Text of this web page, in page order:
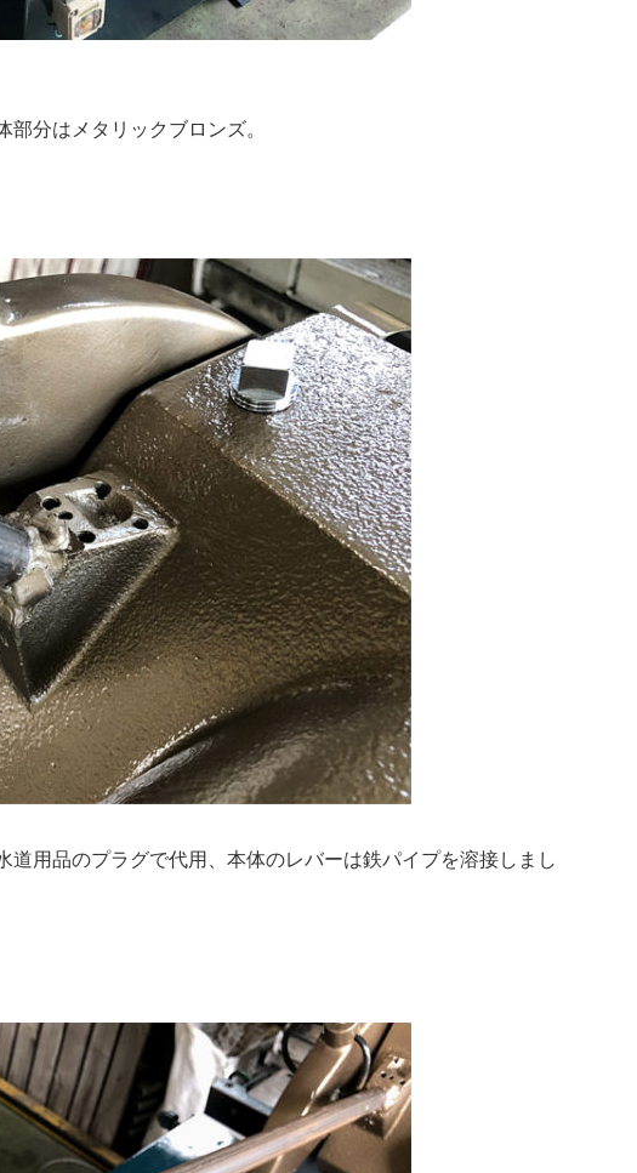
分はメタリックブロンズ。
道用品のプラグで代用、本体のレバーは鉄パイプを溶接しまし